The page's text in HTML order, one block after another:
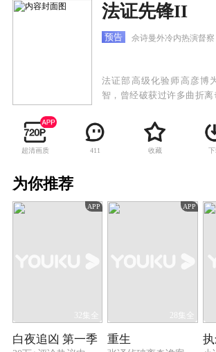
法证先锋II
预告 佘诗曼外冷内热演督察
法证部高级化验师高彦博
智，曾经破获过许多曲折
活体取证，为死者或受害人
呈现眼前。古泽琛同时又和
术员林汀汀共同经历了一
超清画质 411 收藏 下
为你推荐
APP
32集全
白夜追凶 第一季
APP
28集全
重生